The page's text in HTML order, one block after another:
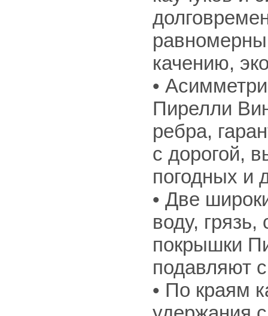
качению,
•
Пирелли
ребра,
с дорогой,
погодных и
• Две
воду,
покрышки
подавляют
• По краям